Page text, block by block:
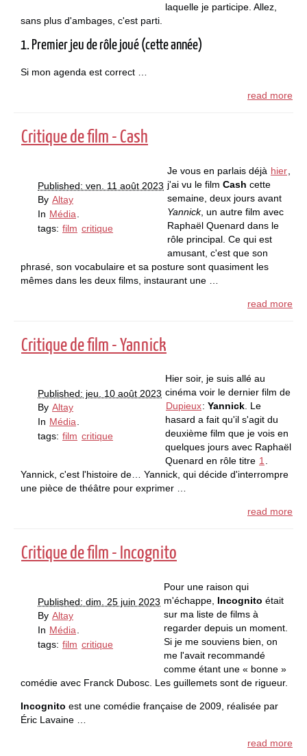
laquelle je participe. Allez,
sans plus d'ambages, c'est parti.
1. Premier jeu de rôle joué (cette année)
Si mon agenda est correct …
read more
Critique de film - Cash
Published: ven. 11 août 2023
By Altay
In Média
tags: film critique
Je vous en parlais déjà hier
j'ai vu le film Cash cette
semaine, deux jours avant
Yannick, un autre film avec
Raphaël Quenard dans le
rôle principal. Ce qui est
amusant, c'est que son
phrasé, son vocabulaire et sa posture sont quasiment les
mêmes dans les deux films, instaurant une …
read more
Critique de film - Yannick
Published: jeu. 10 août 2023
By Altay
In Média
tags: film critique
Hier soir, je suis allé au
cinéma voir le dernier film de
Dupieux: Yannick . Le
hasard a fait qu'il s'agit du
deuxième film que je vois en
quelques jours avec Raphaël
Quenard en rôle titre 1
Yannick, c'est l'histoire de… Yannick, qui décide d'interrompre
une pièce de théâtre pour exprimer …
read more
Critique de film - Incognito
Published: dim. 25 juin 2023
By Altay
In Média
tags: film critique
Pour une raison qui
m'échappe, Incognito était
sur ma liste de films à
regarder depuis un moment.
Si je me souviens bien, on
me l'avait recommandé
comme étant une « bonne »
comédie avec Franck Dubosc. Les guillemets sont de rigueur.
Incognito est une comédie française de 2009, réalisée par
Éric Lavaine …
read more